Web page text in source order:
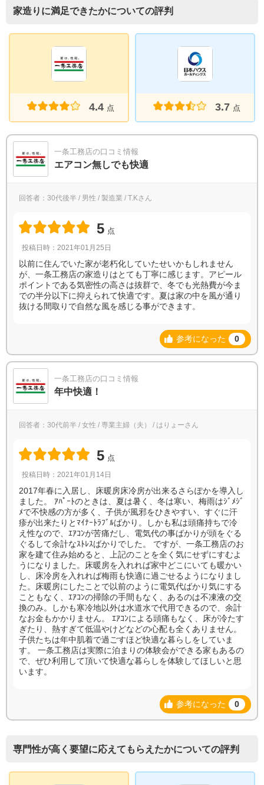
家造りに満足できたかについての評判
4.4 点 3.7 点
一条工務店の口コミ情報
エアコン無しでも快適
回答者：30代後半 / 男性 / 製造業 / T.Kさん
5 点
投稿日時：2021年01月25日
以前に住んでいた家が老朽化していたせいかもしれません
が、一条工務店の家造りはとても丁寧に感じます。アピール
ポイントである気密性の高さは抜群で、冬でも光熱費が今ま
での半分以下に抑えられて快適です。夏は家の中を風が通り
抜ける間取りで自然な風を感じる事ができます。
参考になった 0
一条工務店の口コミ情報
年中快適！
回答者：30代前半 / 女性 / 専業主婦（夫） / はりょーさん
5 点
投稿日時：2021年01月14日
2017年春に入居し、床暖房床冷房が出来るさらぽかを導入し
ました。 ｱﾊﾟｰﾄのときは、夏は暑く、冬は寒い、梅雨はｼﾞﾒｼﾞ
ﾒで不快感の方が多く、子供が風邪をひきやすい、すぐに汗
疹が出来たりとﾏｲﾅｰﾄﾗﾌﾞﾙばかり。しかも私は頭痛持ちで冷
え性なので、ｴｱｺﾝが苦痛だし、電気代の事ばかりが頭をぐる
ぐるして余計なｽﾄﾚｽばかりでした。 ですが、一条工務店のお
家を建て住み始めると、上記のことを全く気にせずにすむよ
うになりました。床暖房を入れれば家中どこにいても暖かい
し、床冷房を入れれば梅雨も快適に過ごせるようになりまし
た。床暖房にしたことで以前のように電気代ばかり気にする
こともなく、ｴｱｺﾝの掃除の手間もなく、あるのは不凍液の交
換のみ。しかも寒冷地以外は水道水で代用できるので、余計
なお金もかかりません。 ｴｱｺﾝによる頭痛もなく、床が冷たす
ぎたり、熱すぎて低温やけどなどの心配も全くありません。
子供たちは年中肌着で過ごすほど快適な暮らしをしていま
す。 一条工務店は実際に泊まりの体験会ができる家もあるの
で、ぜひ利用して頂いて快適な暮らしを体験してほしいと思
います。
参考になった 0
専門性が高く要望に応えてもらえたかについての評判